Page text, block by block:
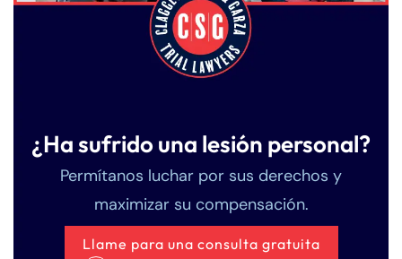
¿Ha sufrido una lesión personal?
Permítanos luchar por sus derechos y
maximizar su compensación.
Llame para una consulta gratuita